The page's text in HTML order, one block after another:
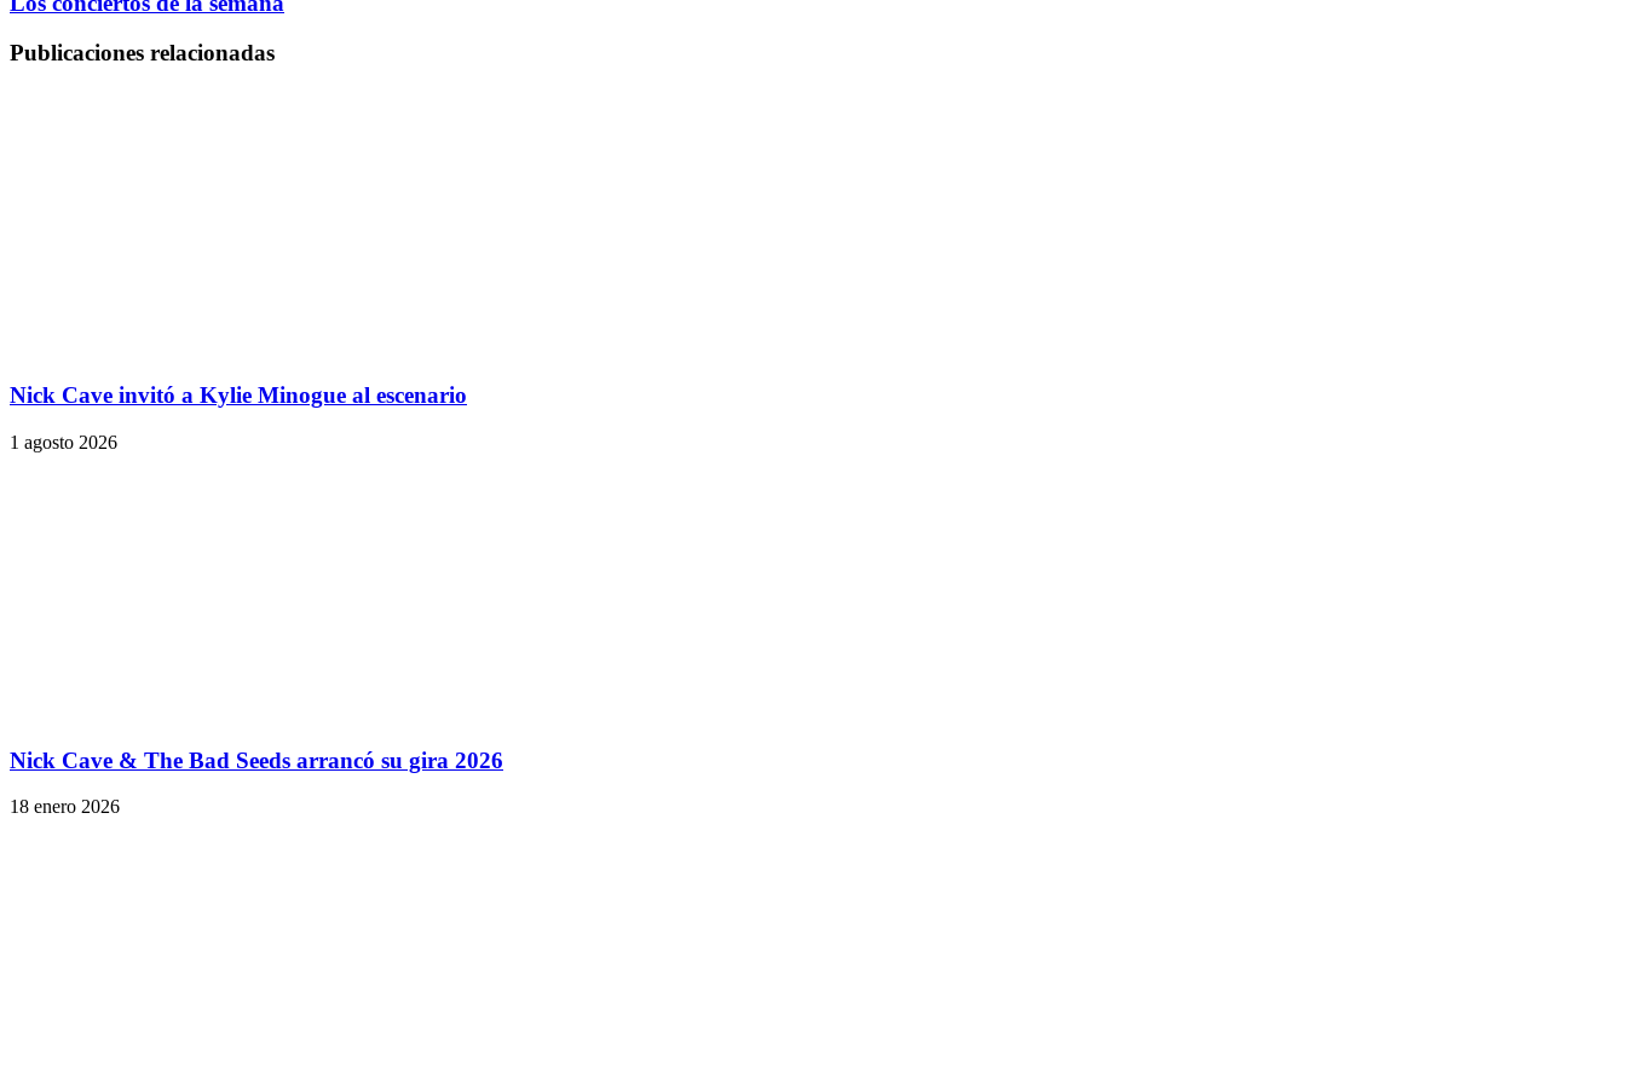
Publicaciones relacionadas
Nick Cave invitó a Kylie Minogue al escenario
1 agosto 2026
Nick Cave & The Bad Seeds arrancó su gira 2026
18 enero 2026